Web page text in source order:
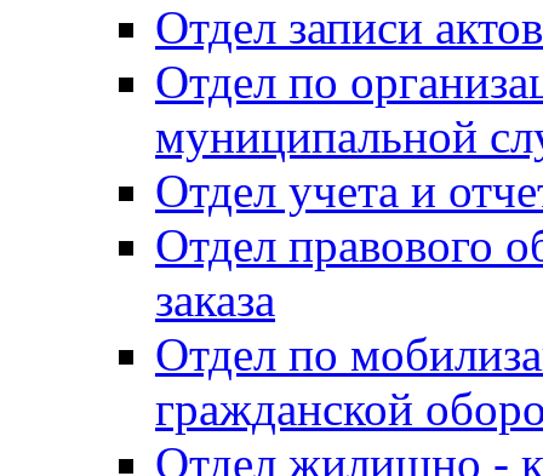
Отдел записи
Отдел по
муниципальной
Отдел учета и
Отдел правового
заказа
Отдел по
гражданской
Отдел жилищно -